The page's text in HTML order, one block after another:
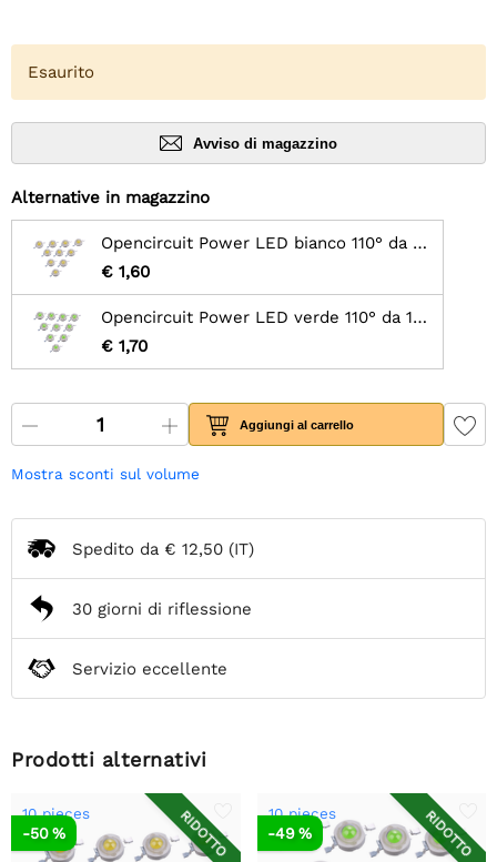
Esaurito
Avviso di magazzino
Alternative in magazzino
Opencircuit Power LED bianco 110° da 1W - 10 pezzi
€ 1,60
Opencircuit Power LED verde 110° da 1W - 10 pezzi
€ 1,70
Aggiungi al carrello
Mostra sconti sul volume
Spedito da € 12,50 (IT)
30 giorni di riflessione
Servizio eccellente
Prodotti alternativi
RIDOTTO
10 pieces
-50 % RIDOTTO
10 pieces
-49 %